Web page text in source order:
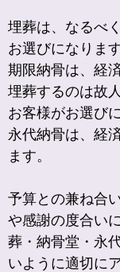
埋葬は、なるべ
お選びになります
期限納骨は、経
埋葬するのは故
お客様がお選び
永代納骨は、経
ます。
予算との兼ね合
や感謝の度合い
葬・納骨堂・永
いように適切に